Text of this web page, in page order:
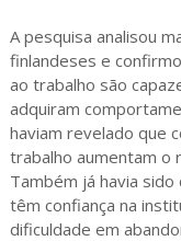
A pesquisa analisou
finlandeses e
ao trabalho são
adquiram
haviam revelado que
trabalho aumentam o
Também já havia
têm confiança na
dificuldade em